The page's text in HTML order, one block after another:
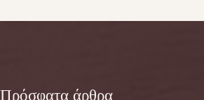
Πρόσφατα άρθρα